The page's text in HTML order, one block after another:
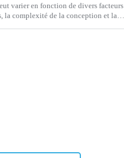
varier en fonction de divers facteurs
la complexité de la conception et la